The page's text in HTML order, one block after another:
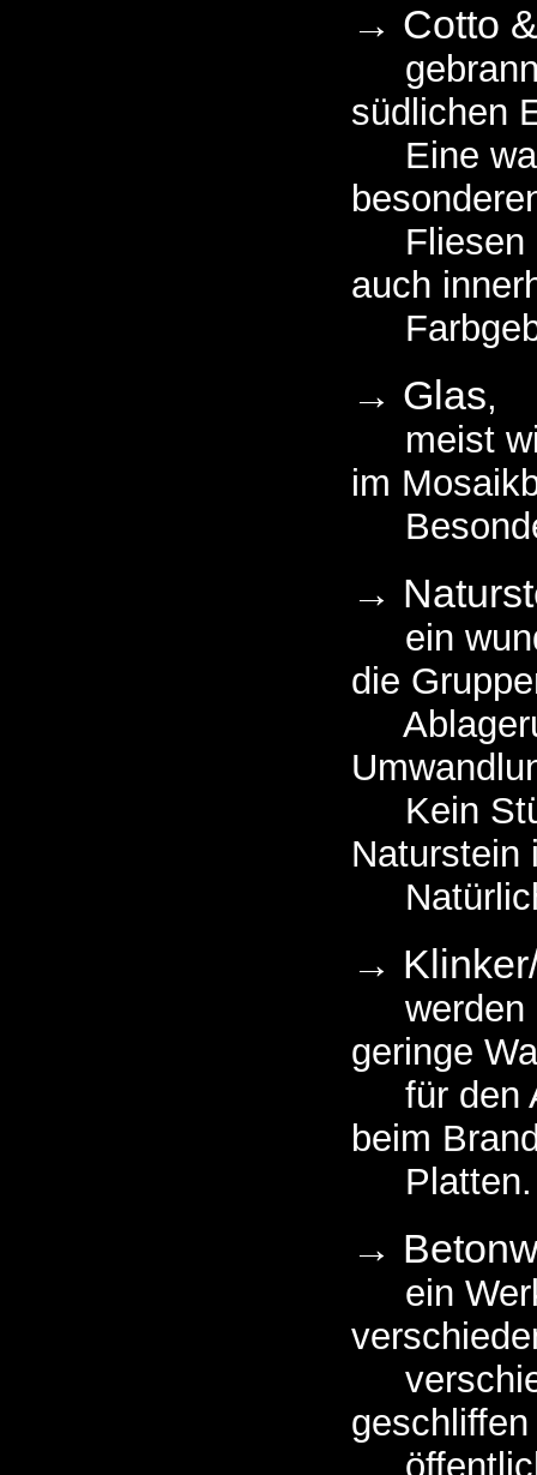
→ Cotto
gebrannt
südlichen
Eine
Fliesen
auch
→ Glas,
meist
im
→
ein
die
Kein
Naturstein
→
werden
geringe
für den
beim
Platten.
→
ein